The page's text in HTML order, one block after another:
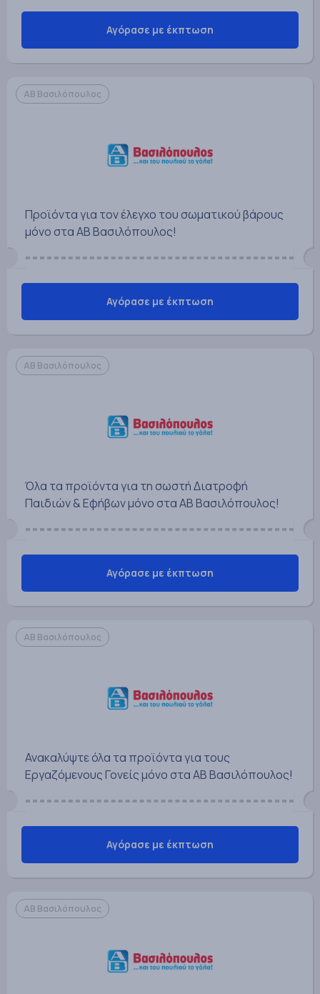
Αγόρασε με έκπτωση
ΑΒ Βασιλόπουλος
Προϊόντα για τον έλεγχο του σωματικού βάρους
μόνο στα ΑΒ Βασιλόπουλος!
Αγόρασε με έκπτωση
ΑΒ Βασιλόπουλος
Όλα τα προϊόντα για τη σωστή Διατροφή
Παιδιών & Εφήβων μόνο στα ΑΒ Βασιλόπουλος!
Αγόρασε με έκπτωση
ΑΒ Βασιλόπουλος
Ανακαλύψτε όλα τα προϊόντα για τους
Εργαζόμενους Γονείς μόνο στα ΑΒ Βασιλόπουλος!
Αγόρασε με έκπτωση
ΑΒ Βασιλόπουλος